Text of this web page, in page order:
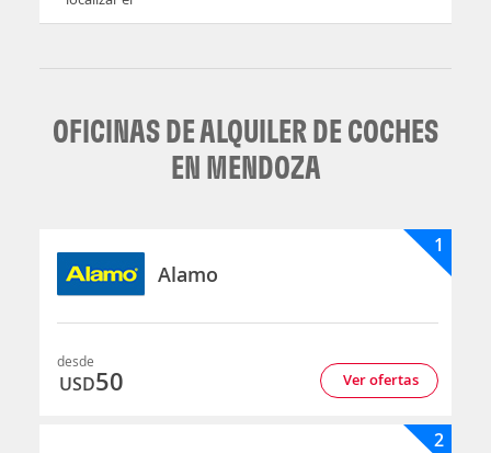
OFICINAS DE ALQUILER DE COCHES
EN MENDOZA
Alamo
1
desde
USD50 Ver ofertas
2